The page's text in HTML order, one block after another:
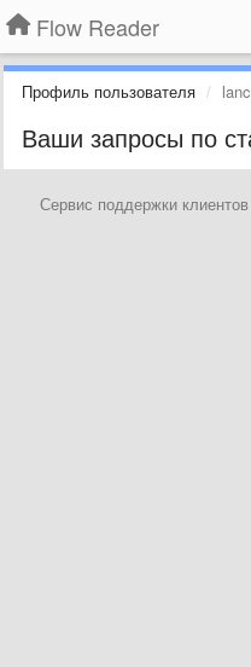
Flow Reader
Профиль пользователя
Ваши запросы по
Сервис поддержки